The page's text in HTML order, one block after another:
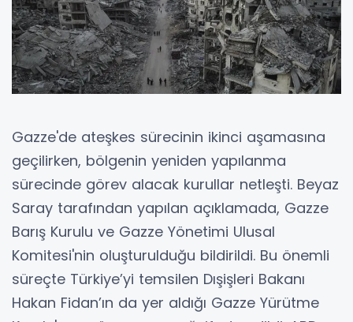
Gazze'de ateşkes sürecinin ikinci aşamasına
geçilirken, bölgenin yeniden yapılanma
sürecinde görev alacak kurullar netleşti. Beyaz
Saray tarafından yapılan açıklamada, Gazze
Barış Kurulu ve Gazze Yönetimi Ulusal
Komitesi'nin oluşturulduğu bildirildi. Bu önemli
süreçte Türkiye’yi temsilen Dışişleri Bakanı
Hakan Fidan’ın da yer aldığı Gazze Yürütme